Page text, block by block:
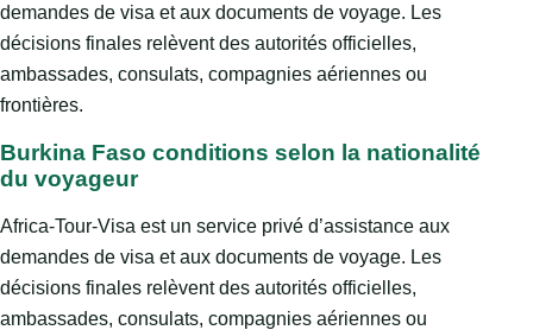
demandes de visa et aux documents de voyage. Les
décisions finales relèvent des autorités officielles,
ambassades, consulats, compagnies aériennes ou
frontières.
Burkina Faso conditions selon la nationalité
du voyageur
Africa-Tour-Visa est un service privé d’assistance aux
demandes de visa et aux documents de voyage. Les
décisions finales relèvent des autorités officielles,
ambassades, consulats, compagnies aériennes ou